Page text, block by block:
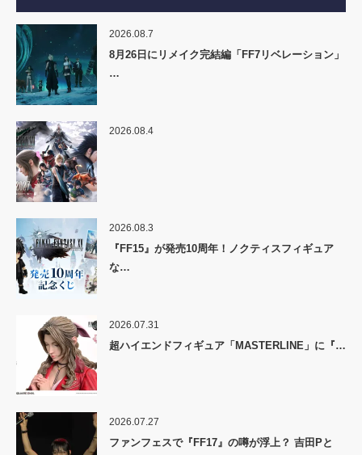
2026.08.7
8月26日にリメイク完結編「FF7リベレーション」
…
2026.08.4
2026.08.3
『FF15』が発売10周年！ノクティスフィギュア
な…
2026.07.31
超ハイエンドフィギュア「MASTERLINE」に『…
2026.07.27
ファンフェスで『FF17』の噂が浮上？ 吉田Pと